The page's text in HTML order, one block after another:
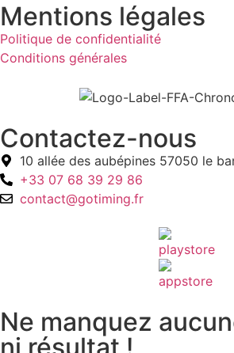
Mentions légales
Politique de confidentialité
Conditions générales
Contactez-nous
10 allée des aubépines 57050 le
+33 07 68 39 29 86
contact@gotiming.fr
Ne manquez
ni résultat !